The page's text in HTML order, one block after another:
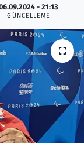
- 21:13
GÜNCELLEME